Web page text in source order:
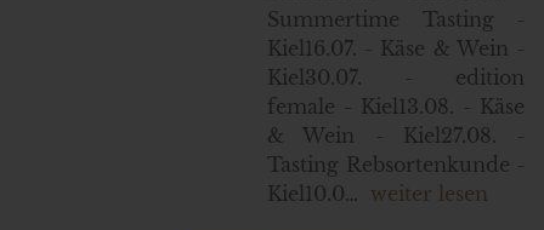
Summertime Tasting -
Kiel16.07. - Käse & Wein -
Kiel30.07. - edition
female - Kiel13.08. - Käse
& Wein - Kiel27.08. -
Tasting Rebsortenkunde -
Kiel10.0… weiter lesen